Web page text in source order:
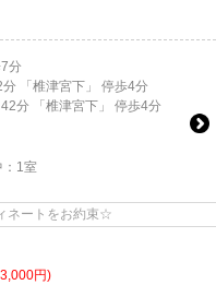
7分
分 「椎津宮下」 停歩4分
42分 「椎津宮下」 停歩4分
1室
ネートをお約束☆
円)